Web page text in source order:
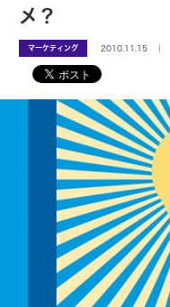
メ？
マーケティング 2010.11.15 ｜